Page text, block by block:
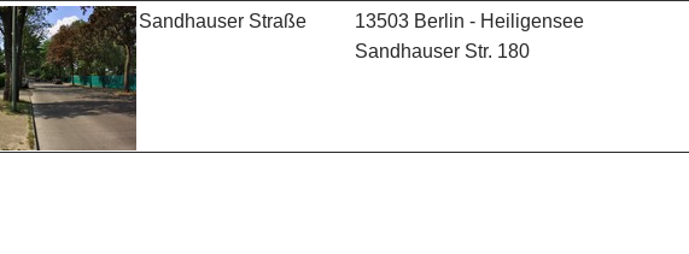
Sandhauser Straße
13503 Berlin - Heiligensee
Sandhauser Str. 180